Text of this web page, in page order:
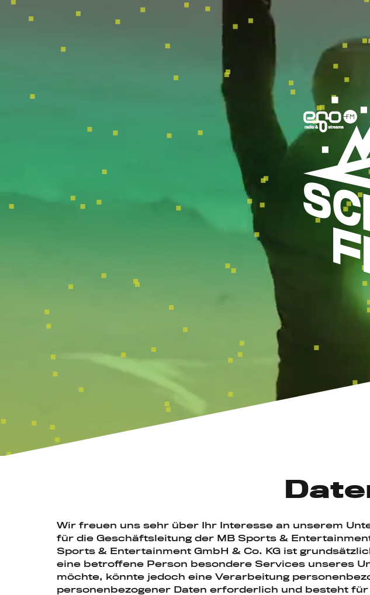
Wir freuen uns sehr über Ihr Interesse an unserem
für die Geschäftsleitung der MB Sports &
Sports & Entertainment GmbH & Co. KG ist
eine betroffene Person besondere Services unseres
möchte, könnte jedoch eine Verarbeitung
personenbezogener Daten erforderlich und besteht